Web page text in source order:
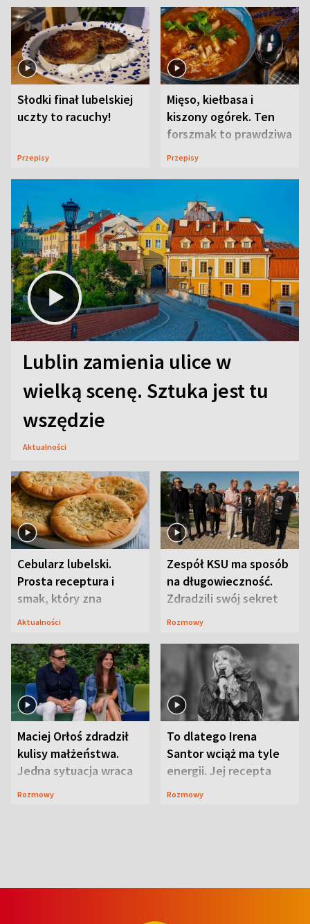
Słodki finał lubelskiej
uczty to racuchy!
Przepisy
Mięso, kiełbasa i
kiszony ogórek. Ten
forszmak to prawdziwa
uczta
Przepisy
Lublin zamienia ulice w
wielką scenę. Sztuka jest tu
wszędzie
Aktualności
Cebularz lubelski.
Prosta receptura i
smak, który zna
Lubelszczyzna
Aktualności
Zespół KSU ma sposób
na długowieczność.
Zdradzili swój sekret
Rozmowy
Maciej Orłoś zdradził
kulisy małżeństwa.
Jedna sytuacja wraca
jak bumerang
Rozmowy
To dlatego Irena
Santor wciąż ma tyle
energii. Jej recepta
jest zaskakująco
Rozmowy